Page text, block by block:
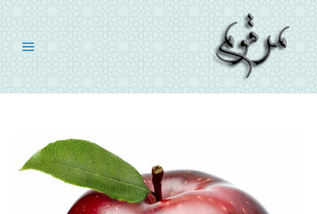
پرش
به
محتوا